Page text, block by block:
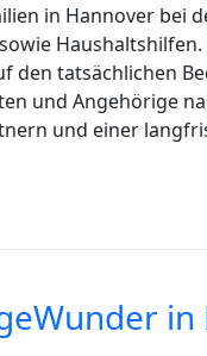
in Hannover bei
tatsächlichen
und Angehörige
und einer
in